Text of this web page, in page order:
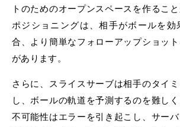
トのためのオープンスペースを作るこ
ポジショニングは、相手がボールを効
合、より簡単なフォローアップショッ
があります。
さらに、スライスサーブは相手のタイ
し、ボールの軌道を予測するのを難し
不可能性はエラーを引き起こし、サー